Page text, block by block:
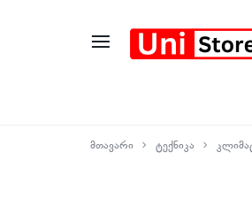
მთავარი ტექნიკა